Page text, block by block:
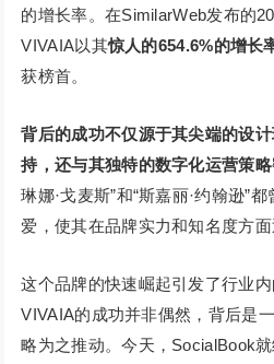
的增长率。在SimilarWeb发布的
VIVAIA以其惊人的654.6%的增长
获榜首。
背后的成功不仅源于其尖端的设
持，还与其独特的数字化运营策
琳娜·戈麦斯”和“斯嘉丽·约翰逊”
爱，使其在品牌实力和知名度方面
这个品牌的快速崛起引发了行业内
VIVAIA的成功并非偶然，背后是
略为之推动。今天，SocialBook